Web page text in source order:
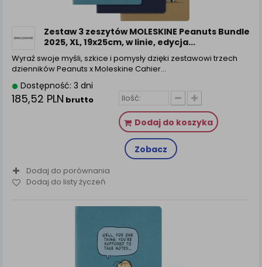
Zestaw 3 zeszytów MOLESKINE Peanuts Bundle
2025, XL, 19x25cm, w linie, edycja...
Wyraź swoje myśli, szkice i pomysły dzięki zestawowi trzech
dzienników Peanuts x Moleskine Cahier…
Dostępność: 3 dni
185,52 PLN brutto
Dodaj do koszyka
Zobacz
Dodaj do porównania
Dodaj do listy życzeń
zamówienia na Państwa email lub wyświetlenie
Państwu prawidłowych informacji o promocjach czy
cenach indywidualnych, ważna jest Państwa
wcześniejsza zgoda której udzieliliście podczas
Każda Państwa zgoda jest dobrowolna i można ją w
dowolnym momencie wycofać.
Polityka prywatności (rozwiń)
Klauzula Informacyjna (rozwiń)
Lista Zaufanych Partnerów (rozwiń)